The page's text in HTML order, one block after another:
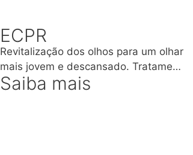
ECPR
Revitalização dos olhos para um olhar
mais jovem e descansado. Tratame…
Saiba mais